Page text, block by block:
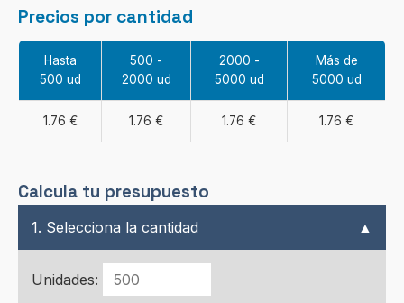
Precios por cantidad
Hasta
500 ud
500 -
2000 ud
2000 -
5000 ud
Más de
5000 ud
1.76 € 1.76 € 1.76 € 1.76 €
Calcula tu presupuesto
1. Selecciona la cantidad ▲
Unidades: